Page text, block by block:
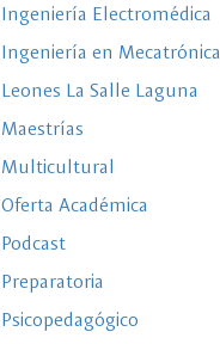
Ingeniería Electromédica
Ingeniería en Mecatrónica
Leones La Salle Laguna
Maestrías
Multicultural
Oferta Académica
Podcast
Preparatoria
Psicopedagógico